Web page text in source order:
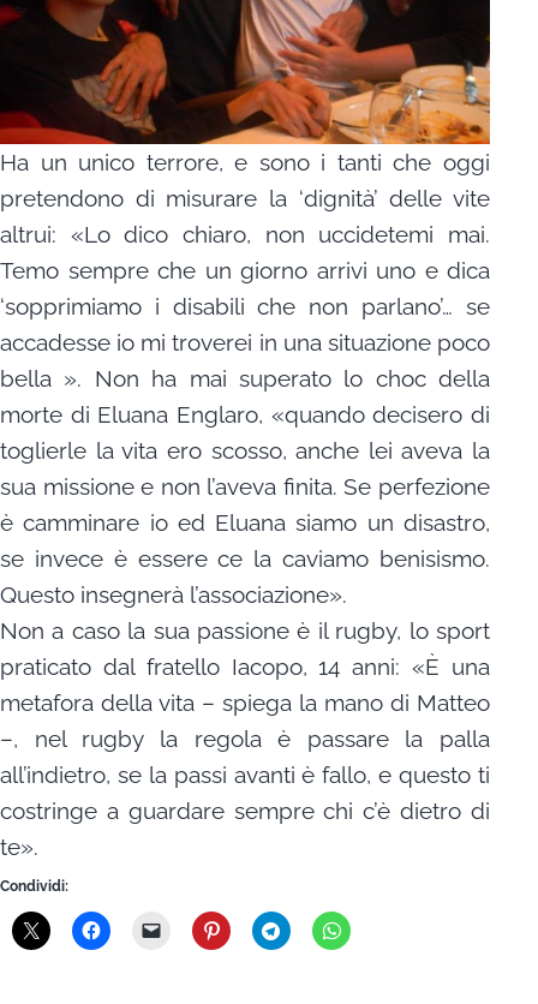
Ha un unico terrore, e sono i tanti che oggi
pretendono di misurare la ‘dignità’ delle vite
altrui: «Lo dico chiaro, non uccidetemi mai.
Temo sempre che un giorno arrivi uno e dica
‘sopprimiamo i disabili che non parlano’… se
accadesse io mi troverei in una situazione poco
bella ». Non ha mai superato lo choc della
morte di Eluana Englaro, «quando decisero di
toglierle la vita ero scosso, anche lei aveva la
sua missione e non l’aveva finita. Se perfezione
è camminare io ed Eluana siamo un disastro,
se invece è essere ce la caviamo benisismo.
Questo insegnerà l’associazione».
Non a caso la sua passione è il rugby, lo sport
praticato dal fratello Iacopo, 14 anni: «È una
metafora della vita – spiega la mano di Matteo
–, nel rugby la regola è passare la palla
all’indietro, se la passi avanti è fallo, e questo ti
costringe a guardare sempre chi c’è dietro di
te».
Condividi: